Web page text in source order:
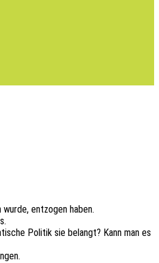
entzo­gen haben.
Poli­tik sie belangt? Kann man es